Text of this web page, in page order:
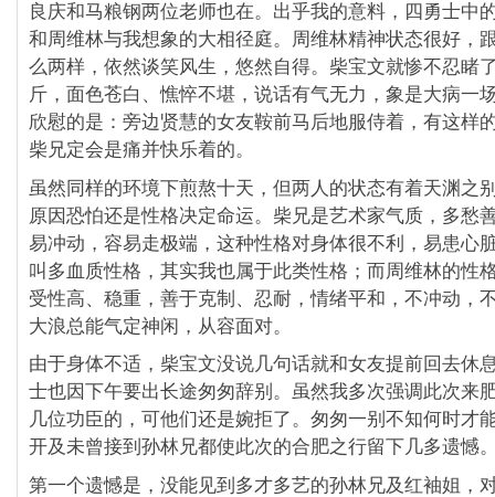
良庆和马粮钢两位老师也在。出乎我的意料，四勇士中
和周维林与我想象的大相径庭。周维林精神状态很好，
么两样，依然谈笑风生，悠然自得。柴宝文就惨不忍睹
斤，面色苍白、憔悴不堪，说话有气无力，象是大病一
欣慰的是：旁边贤慧的女友鞍前马后地服侍着，有这样
柴兄定会是痛并快乐着的。
虽然同样的环境下煎熬十天，但两人的状态有着天渊之
原因恐怕还是性格决定命运。柴兄是艺术家气质，多愁
易冲动，容易走极端，这种性格对身体很不利，易患心
叫多血质性格，其实我也属于此类性格；而周维林的性
受性高、稳重，善于克制、忍耐，情绪平和，不冲动，
大浪总能气定神闲，从容面对。
由于身体不适，柴宝文没说几句话就和女友提前回去休
士也因下午要出长途匆匆辞别。虽然我多次强调此次来
几位功臣的，可他们还是婉拒了。匆匆一别不知何时才
开及未曾接到孙林兄都使此次的合肥之行留下几多遗憾
第一个遗憾是，没能见到多才多艺的孙林兄及红袖姐，